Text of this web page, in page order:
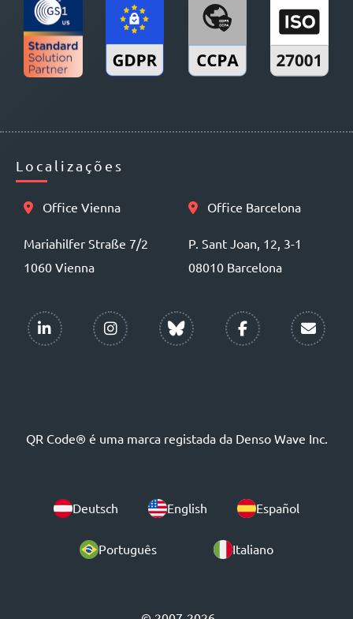
Localizações
Office Vienna
Mariahilfer Straße 7/2
1060 Vienna
Office Barcelona
P. Sant Joan, 12, 3-1
08010 Barcelona
QR Code® é uma marca registada da Denso Wave Inc.
Deutsch English Español
Português Italiano